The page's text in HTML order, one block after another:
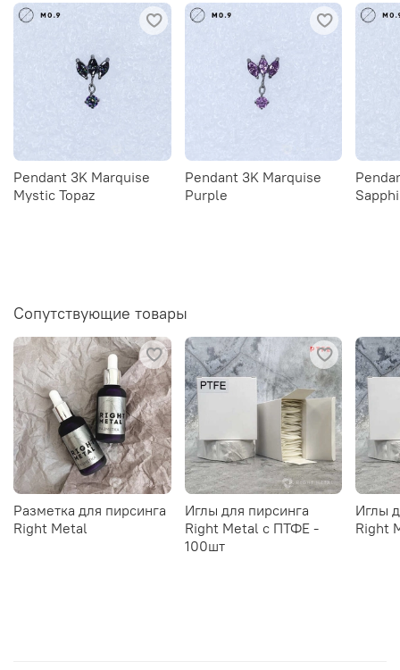
Pendant 3K Marquise
Mystic Topaz
Pendant 3K Marquise
Purple
Сопутствующие товары
Разметка для пирсинга
Right Metal
Иглы для пирсинга
Right Metal c ПТФЕ -
100шт
Иглы
Right